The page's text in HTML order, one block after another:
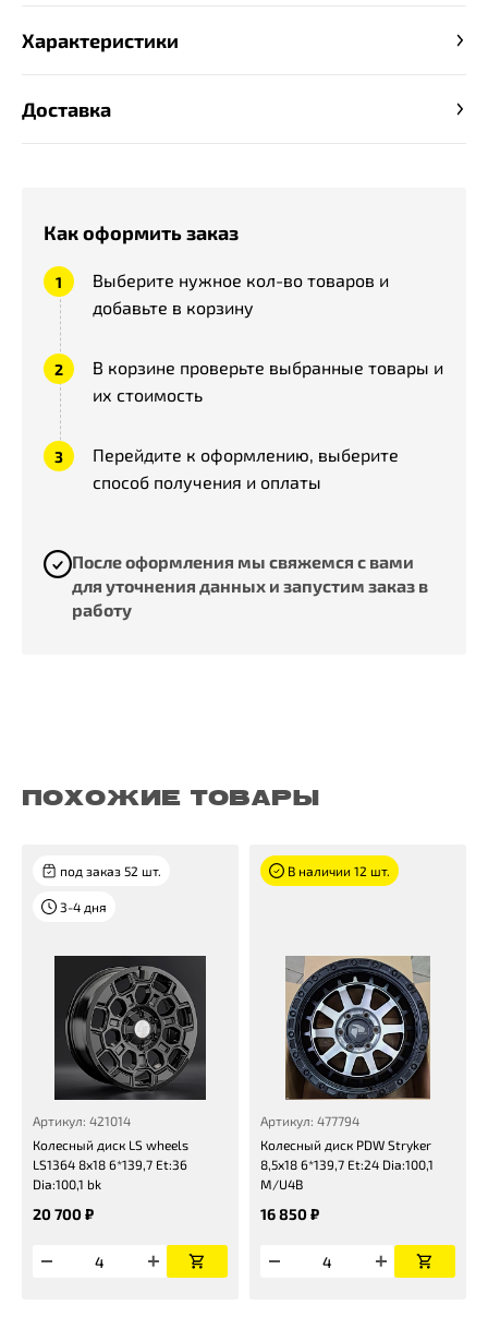
Как оформить заказ
Выберите нужное кол-во товаров и
добавьте в корзину
В корзине проверьте выбранные товары и
их стоимость
Перейдите к оформлению, выберите
способ получения и оплаты
После оформления мы свяжемся с вами
для уточнения данных и запустим заказ в
работу
Характеристики
Доставка
ПОХОЖИЕ ТОВАРЫ
под заказ 52 шт.
3-4 дня
Артикул: 421014
Колесный диск LS wheels
LS1364 8x18 6*139,7 Et:36
Dia:100,1 bk
20 700 ₽
В наличии 12 шт.
Артикул: 477794
Колесный диск PDW Stryker
8,5x18 6*139,7 Et:24 Dia:100,1
M/U4B
16 850 ₽